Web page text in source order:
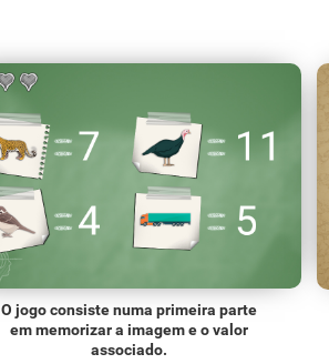
O jogo consiste numa primeira parte
em memorizar a imagem e o valor
associado.